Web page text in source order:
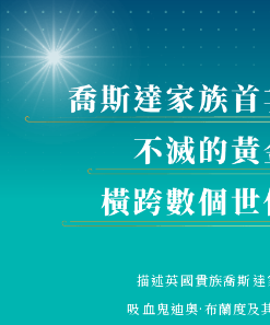
描述英國貴族喬斯
吸血鬼迪奧·布蘭度及